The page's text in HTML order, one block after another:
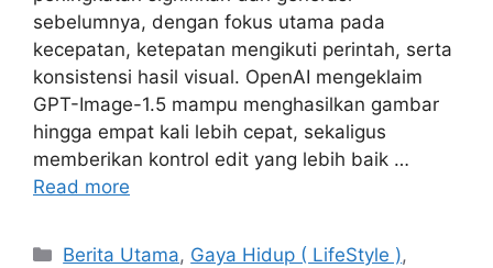
sebelumnya, dengan fokus utama pada
kecepatan, ketepatan mengikuti perintah, serta
konsistensi hasil visual. OpenAI mengeklaim
GPT-Image-1.5 mampu menghasilkan gambar
hingga empat kali lebih cepat, sekaligus
memberikan kontrol edit yang lebih baik …
Read more
Categories
Berita Utama, Gaya Hidup ( LifeStyle ),